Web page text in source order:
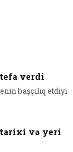
verdi
başçılıq etdiyi
və yeri